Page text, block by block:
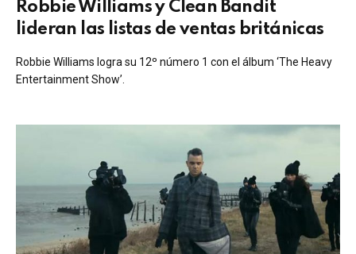
Robbie Williams y Clean Bandit
lideran las listas de ventas británicas
Robbie Williams logra su 12º número 1 con el álbum ‘The Heavy
Entertainment Show’.